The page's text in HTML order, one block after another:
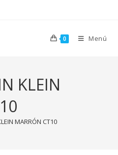
0 Menú
KLEIN
MARRÓN CT10